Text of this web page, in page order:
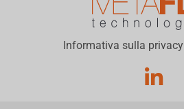
Informativa sulla privacy